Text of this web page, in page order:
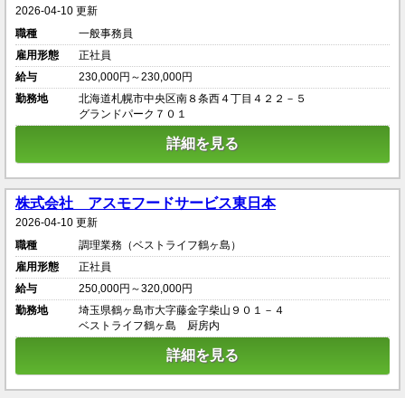
2026-04-10 更新
職種
一般事務員
雇用形態
正社員
給与
230,000円～230,000円
勤務地
北海道札幌市中央区南８条西４丁目４２２－５
グランドパーク７０１
詳細を見る
株式会社 アスモフードサービス東日本
2026-04-10 更新
職種
調理業務（ベストライフ鶴ヶ島）
雇用形態
正社員
給与
250,000円～320,000円
勤務地
埼玉県鶴ヶ島市大字藤金字柴山９０１－４
ベストライフ鶴ヶ島 厨房内
詳細を見る